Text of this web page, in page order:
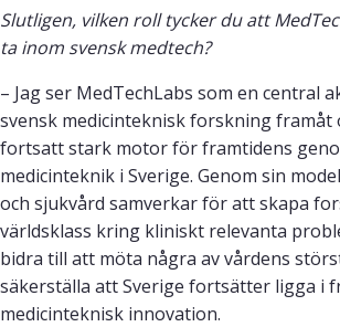
Slutligen, vilken roll tycker du att
ta inom svensk medtech?
– Jag ser MedTechLabs som en central
svensk medicinteknisk forskning framåt
fortsatt stark motor för framtidens
medicinteknik i Sverige. Genom sin
och sjukvård samverkar för att skapa
världsklass kring kliniskt relevanta
bidra till att möta några av vårdens
säkerställa att Sverige fortsätter ligga i
medicinteknisk innovation.